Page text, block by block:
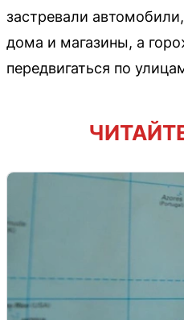
застревали
дома и магазины, а
передвигаться по